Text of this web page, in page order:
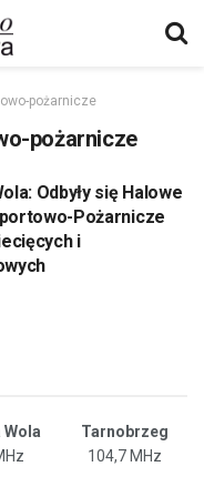
pożarnicze
pożarnicze
Odbyły się Halowe
Pożarnicze
i
Wola
Tarnobrzeg
104,7 MHz